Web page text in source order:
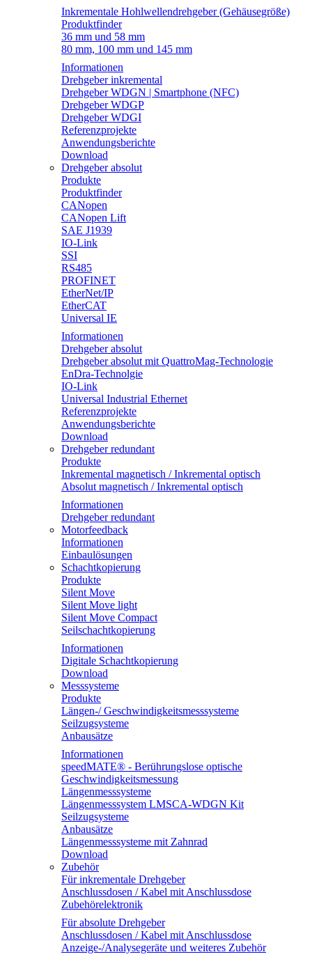
Inkrementale Hohlwellendrehgeber (Gehäusegröße)
Produktfinder
36 mm und 58 mm
80 mm, 100 mm und 145 mm
Informationen
Drehgeber inkremental
Drehgeber WDGN | Smartphone (NFC)
Drehgeber WDGP
Drehgeber WDGI
Referenzprojekte
Anwendungsberichte
Download
Drehgeber absolut
Produkte
Produktfinder
CANopen
CANopen Lift
SAE J1939
IO-Link
SSI
RS485
PROFINET
EtherNet/IP
EtherCAT
Universal IE
Informationen
Drehgeber absolut
Drehgeber absolut mit QuattroMag-Technologie
EnDra-Technolgie
IO-Link
Universal Industrial Ethernet
Referenzprojekte
Anwendungsberichte
Download
Drehgeber redundant
Produkte
Inkremental magnetisch / Inkremental optisch
Absolut magnetisch / Inkremental optisch
Informationen
Drehgeber redundant
Motorfeedback
Informationen
Einbaulösungen
Schachtkopierung
Produkte
Silent Move
Silent Move light
Silent Move Compact
Seilschachtkopierung
Informationen
Digitale Schachtkopierung
Download
Messsysteme
Produkte
Längen-/ Geschwindigkeitsmesssysteme
Seilzugsysteme
Anbausätze
Informationen
speedMATE® - Berührungslose optische
Geschwindigkeitsmessung
Längenmesssysteme
Längenmesssystem LMSCA-WDGN Kit
Seilzugsysteme
Anbausätze
Längenmesssysteme mit Zahnrad
Download
Zubehör
Für inkrementale Drehgeber
Anschlussdosen / Kabel mit Anschlussdose
Zubehörelektronik
Für absolute Drehgeber
Anschlussdosen / Kabel mit Anschlussdose
Anzeige-/Analysegeräte und weiteres Zubehör